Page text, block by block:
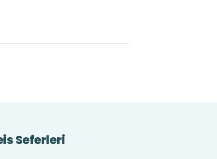
Seferleri